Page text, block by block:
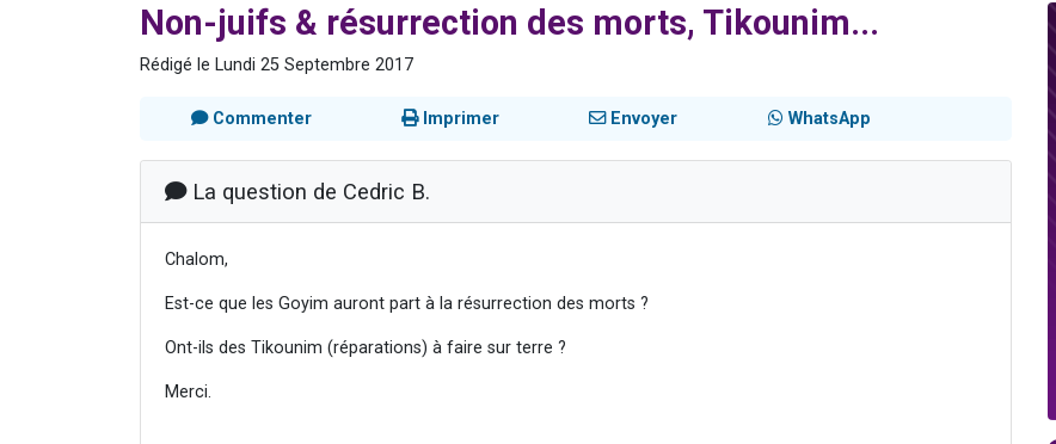
Non-juifs & résurrection des morts, Tikounim...
Rédigé le Lundi 25 Septembre 2017
Commenter Imprimer Envoyer WhatsApp
La question de Cedric B.
Chalom,
Est-ce que les Goyim auront part à la résurrection des morts ?
Ont-ils des Tikounim (réparations) à faire sur terre ?
Merci.